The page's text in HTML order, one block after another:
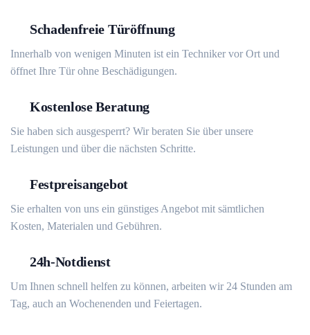
Schadenfreie Türöffnung
Innerhalb von wenigen Minuten ist ein Techniker vor Ort und
öffnet Ihre Tür ohne Beschädigungen.
Kostenlose Beratung
Sie haben sich ausgesperrt? Wir beraten Sie über unsere
Leistungen und über die nächsten Schritte.
Festpreisangebot
Sie erhalten von uns ein günstiges Angebot mit sämtlichen
Kosten, Materialen und Gebühren.
24h-Notdienst
Um Ihnen schnell helfen zu können, arbeiten wir 24 Stunden am
Tag, auch an Wochenenden und Feiertagen.